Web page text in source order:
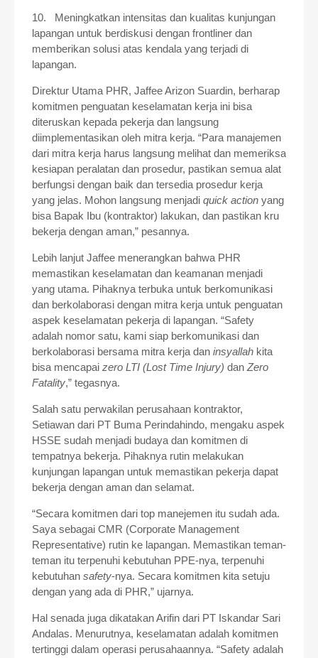
10.
Meningkatkan intensitas dan kualitas kunjungan
lapangan untuk berdiskusi dengan frontliner dan
memberikan solusi atas kendala yang terjadi di
lapangan.
Direktur Utama PHR, Jaffee Arizon Suardin, berharap
komitmen penguatan keselamatan kerja ini bisa
diteruskan kepada pekerja dan langsung
diimplementasikan oleh mitra kerja. “Para manajemen
dari mitra kerja harus langsung melihat dan memeriksa
kesiapan peralatan dan prosedur, pastikan semua alat
berfungsi dengan baik dan tersedia prosedur kerja
yang jelas. Mohon langsung menjadi quick action yang
bisa Bapak Ibu (kontraktor) lakukan, dan pastikan kru
bekerja dengan aman,” pesannya.
Lebih lanjut Jaffee menerangkan bahwa PHR
memastikan keselamatan dan keamanan menjadi
yang utama. Pihaknya terbuka untuk berkomunikasi
dan berkolaborasi dengan mitra kerja untuk penguatan
aspek keselamatan pekerja di lapangan. “Safety
adalah nomor satu, kami siap berkomunikasi dan
berkolaborasi bersama mitra kerja dan insyallah kita
bisa mencapai zero LTI (Lost Time Injury) dan Zero
Fatality,” tegasnya.
Salah satu perwakilan perusahaan kontraktor,
Setiawan dari PT Buma Perindahindo, mengaku aspek
HSSE sudah menjadi budaya dan komitmen di
tempatnya bekerja. Pihaknya rutin melakukan
kunjungan lapangan untuk memastikan pekerja dapat
bekerja dengan aman dan selamat.
“Secara komitmen dari top manejemen itu sudah ada.
Saya sebagai CMR (Corporate Management
Representative) rutin ke lapangan. Memastikan teman-
teman itu terpenuhi kebutuhan PPE-nya, terpenuhi
kebutuhan safety-nya. Secara komitmen kita setuju
dengan yang ada di PHR,” ujarnya.
Hal senada juga dikatakan Arifin dari PT Iskandar Sari
Andalas. Menurutnya, keselamatan adalah komitmen
tertinggi dalam operasi perusahaannya. “Safety adalah